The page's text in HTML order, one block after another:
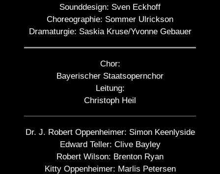
Sounddesign: Sven Eckhoff
Choreographie: Sommer Ulrickson
Dramaturgie: Saskia Kruse/Yvonne Gebauer
Chor:
Bayerischer Staatsopernchor
Leitung:
Christoph Heil
Dr. J. Robert Oppenheimer: Simon Keenlyside
Edward Teller: Clive Bayley
Robert Wilson: Brenton Ryan
Kitty Oppenheimer: Marlis Petersen